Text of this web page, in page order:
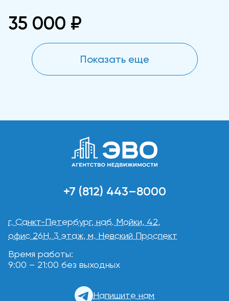
35 000 ₽
Показать еще
+7 (812) 443–8000
г. Санкт-Петербург, наб. Мойки, 42,
офис 26Н, 3 этаж, м. Невский Проспект
Время работы:
9:00 – 21:00 без выходных
Напишите нам